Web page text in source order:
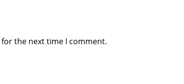
the next time I comment.